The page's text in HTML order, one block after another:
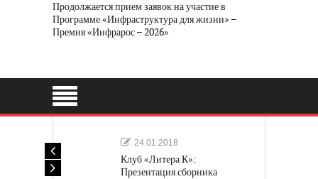
Продолжается прием заявок на участие в
Программе «Инфраструктура для жизни» –
Премия «Инфрарос – 2026»
24.01.2018
Клуб «Литера К»:
Презентация сборника